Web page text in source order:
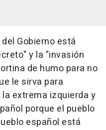
Gobierno está
y la "invasión
de humo para no
le sirva para
extrema izquierda y
porque el pueblo
español está